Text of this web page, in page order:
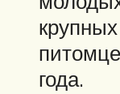
года.